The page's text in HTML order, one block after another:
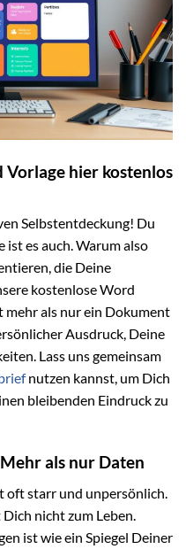
hier kostenlos
Selbstentdeckung! Du
ist es auch. Warum also
die Deine
kostenlose Word
mehr als nur ein Dokument
Ausdruck, Deine
Lass uns gemeinsam
nutzen kannst, um Dich
bleibenden Eindruck zu
als nur Daten
oft starr und unpersönlich.
nicht zum Leben.
ist wie ein Spiegel Deiner